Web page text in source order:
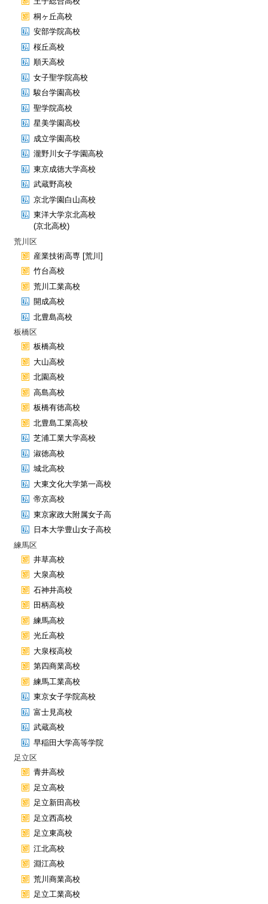
桐ヶ丘高校
安部学院高校
桜丘高校
順天高校
女子聖学院高校
駿台学園高校
聖学院高校
星美学園高校
成立学園高校
瀧野川女子学園高校
東京成徳大学高校
武蔵野高校
京北学園白山高校
東洋大学京北高校
(京北高校)
荒川区
産業技術高専 [荒川]
竹台高校
荒川工業高校
開成高校
北豊島高校
板橋区
板橋高校
大山高校
北園高校
高島高校
板橋有徳高校
北豊島工業高校
芝浦工業大学高校
淑徳高校
城北高校
大東文化大学第一高校
帝京高校
東京家政大附属女子高
日本大学豊山女子高校
練馬区
井草高校
大泉高校
石神井高校
田柄高校
練馬高校
光丘高校
大泉桜高校
第四商業高校
練馬工業高校
東京女子学院高校
富士見高校
武蔵高校
早稲田大学高等学院
足立区
青井高校
足立高校
足立新田高校
足立西高校
足立東高校
江北高校
淵江高校
荒川商業高校
足立工業高校